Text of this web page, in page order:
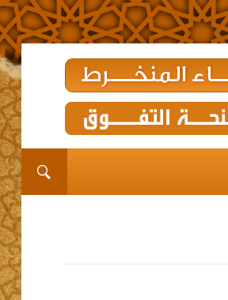
الرئيسية
المؤسســة
القيم الديني
برامـج وخدمـات وإعانــات
مشاريع الدعم
رواق
اتصل بنا